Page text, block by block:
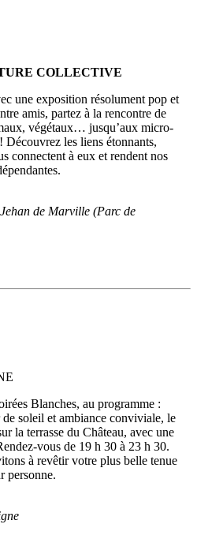
COLLECTIVE
une exposition résolument pop et
amis, partez à la rencontre de
végétaux… jusqu’aux micro-
les liens étonnants,
connectent à eux et rendent nos
de Marville (Parc de
Blanches, au programme :
soleil et ambiance conviviale, le
la terrasse du Château, avec une
vous de 19 h 30 à 23 h 30.
à revêtir votre plus belle tenue
personne.